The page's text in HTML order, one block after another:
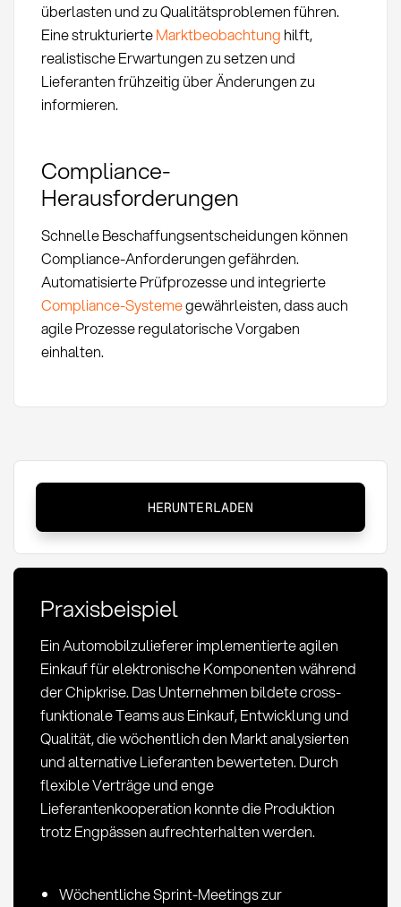
überlasten und zu Qualitätsproblemen führen.
Eine strukturierteMarktbeobachtung hilft,
realistische Erwartungen zu setzen und
Lieferanten frühzeitig über Änderungen zu
informieren.
Compliance-
Herausforderungen
Schnelle Beschaffungsentscheidungen können
Compliance-Anforderungen gefährden.
Automatisierte Prüfprozesse und integrierte
Compliance-Systemegewährleisten, dass auch
agile Prozesse regulatorische Vorgaben
einhalten.
Einkauf:
Definition,
Methoden
strategische
Bedeutung
HERUNTERLADEN
Praxisbeispiel
Ein Automobilzulieferer implementierte agilen
Einkauf für elektronische Komponenten während
der Chipkrise. Das Unternehmen bildete cross-
funktionale Teams aus Einkauf, Entwicklung und
Qualität, die wöchentlich den Markt analysierten
und alternative Lieferanten bewerteten. Durch
flexible Verträge und enge
Lieferantenkooperation konnte die Produktion
trotz Engpässen aufrechterhalten werden.
Wöchentliche Sprint-Meetings zur